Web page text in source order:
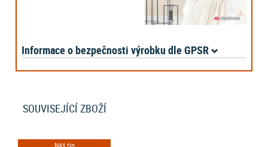
Informace o bezpečnosti výrobku dle GPSR
SOUVISEJÍCÍ ZBOŽÍ